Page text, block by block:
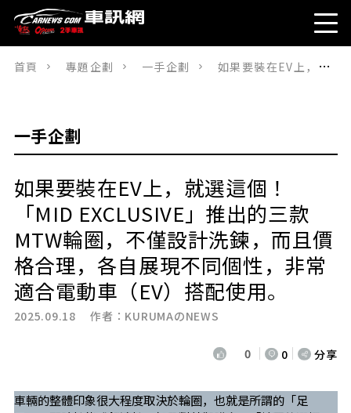
首頁 專題企劃 一手企劃 如果要裝在EV上，就選這個！「MID EXCLUSIVE」推出的三款MTW輪圈，不僅設計洗鍊，而且價格合理，各自展現不同個性，非常適合電動車（EV）搭配使用。
一手企劃
如果要裝在EV上，就選這個！
「MID EXCLUSIVE」推出的三款
MTW輪圈，不僅設計洗鍊，而且價
格合理，各自展現不同個性，非常
適合電動車（EV）搭配使用。
2025.09.18 作者： KURUMAのNEWS
0 0 分享
車輛的整體印象很大程度取決於輪圈，也就是所謂的「足